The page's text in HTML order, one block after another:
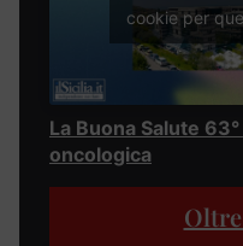
cookie per
La Buona Salute
oncologica